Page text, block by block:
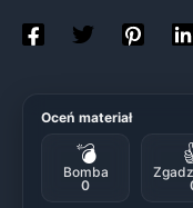
Oceń materiał
💣
Bomba
0